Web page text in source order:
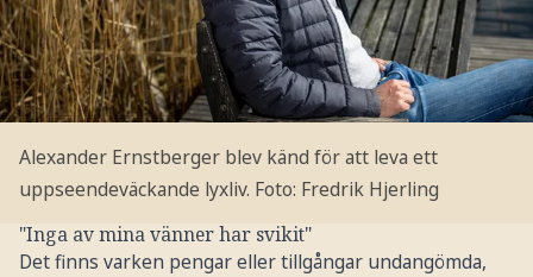
Alexander Ernstberger blev känd för att leva ett
uppseendeväckande lyxliv. Foto: Fredrik Hjerling
"Inga av mina vänner har svikit"
Det finns varken pengar eller tillgångar undangömda,